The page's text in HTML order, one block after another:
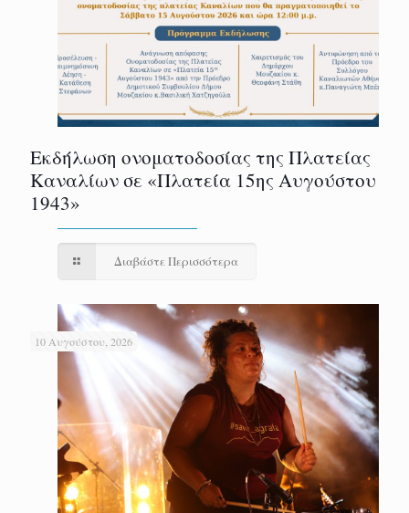
Εκδήλωση ονοματοδοσίας της Πλατείας
Καναλίων σε «Πλατεία 15ης Αυγούστου
1943»
Διαβάστε Περισσότερα
10 Αυγούστου, 2026